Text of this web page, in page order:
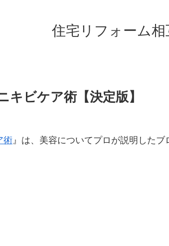
住宅リフォーム
ビケア術【決定版】
術 』は、美容についてプロが説明したブ